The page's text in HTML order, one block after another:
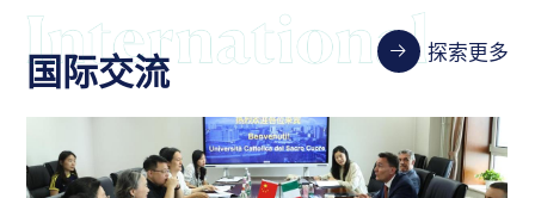
国际交流 探索更多